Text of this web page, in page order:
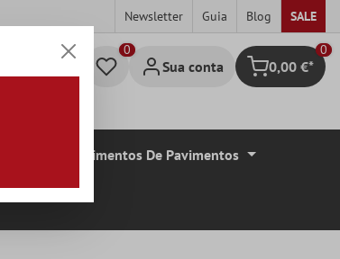
Newsletter Guia Blog SALE
Sua conta Carrinho de
0
0,00 €*
Revestimentos De Pavimentos